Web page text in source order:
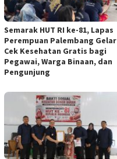
Semarak HUT RI ke-81, Lapas
Perempuan Palembang Gelar
Cek Kesehatan Gratis bagi
Pegawai, Warga Binaan, dan
Pengunjung